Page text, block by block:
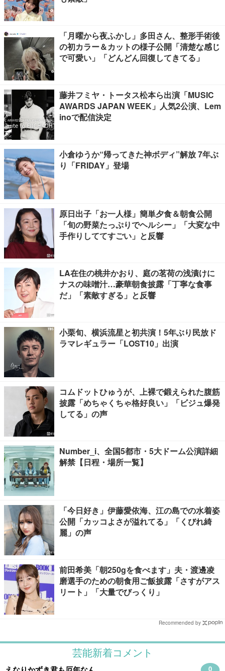
「月曜から夜ふかし」多田さん、整形手術後
の初カラー＆カットの様子公開「清楚な感じ
で可愛い」「どんどん回復してきてる」
藤井フミヤ・トータス松本ら出演「MUSIC
AWARDS JAPAN WEEK」人気2公演、Lem
inoで配信決定
小倉ゆうか“帰ってきた神ボディ”解放 7年ぶ
り「FRIDAY」登場
原日出子「お一人様」簡単夕食＆朝食公開
「旬の野菜たっぷりでヘルシー」「大変な中
手作りしててすごい」と反響
LA在住の桃井かおり、庭の茗荷の浅漬けに
ナスの味噌汁…豪華朝食披露「丁寧な食事
だ」「素敵すぎる」と反響
小栗旬、横浜流星と初共演！5年ぶり民放ド
ラマレギュラー「LOST10」出演
コムドットひゅうが、上裸で鍛えられた腹筋
披露「めちゃくちゃ格好良い」「ビジュ爆発
してる」の声
Number_i、全国5都市・5大ドーム公演詳細
解禁【日程・場所一覧】
「今日好き」伊藤愛依海、江の島での水着姿
公開「カッコよさが溢れてる」「くびれ綺
麗」の声
前田希美「朝250gを食べます」夫・渡邊凌
磨選手のための朝食用ご飯披露「さすがアス
リート」「大量でびっくり」
Recommended by